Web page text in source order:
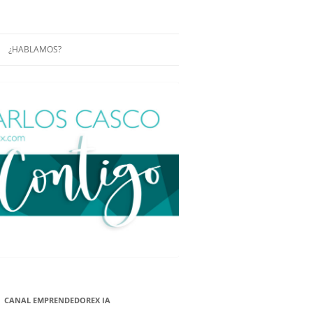
EN
DE
NUEVA
¿HABLAMOS?
CONÓCENOS UN POCO MÁS
CANAL EMPRENDEDOREX IA